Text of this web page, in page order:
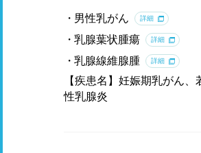
男性乳がん 詳細
乳腺葉状腫瘍 詳細
乳腺線維腺腫 詳細
【疾患名】妊娠期乳がん
性乳腺炎